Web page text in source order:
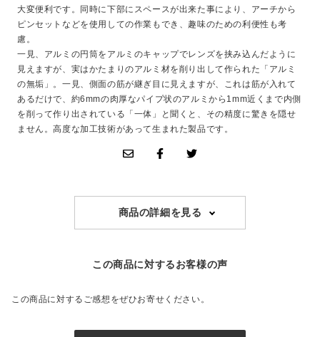
大変便利です。同時に下部にスペースが出来た事により、アーチから
ピンセットなどを使用しての作業もでき、趣味のための利便性も考
慮。
一見、アルミの円筒をアルミのキャップでレンズを挟み込んだように
見えますが、実はかたまりのアルミ材を削り出して作られた「アルミ
の無垢」。一見、側面の筋が継ぎ目に見えますが、これは筋が入れて
あるだけで、約6mmの肉厚なパイプ状のアルミから1mm近くまで内側
を削って作り出されている「一体」と聞くと、その精度に驚きを隠せ
ません。高度な加工技術があって生まれた製品です。
商品の詳細を見る
この商品に対するお客様の声
この商品に対するご感想をぜひお寄せください。